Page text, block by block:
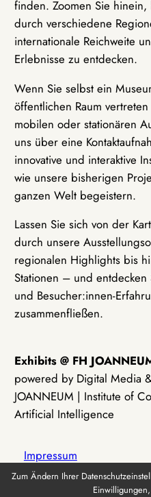
finden. Zoomen Sie
durch verschiedene
internationale Reichweite
Erlebnisse zu entdecken.
Wenn Sie selbst ein
öffentlichen Raum
mobilen oder stationären
uns über eine
innovative und interaktive
wie unsere bisherigen
ganzen Welt begeistern.
Lassen Sie sich von der
durch unsere
regionalen Highlights bis
Stationen – und
und Besucher:innen-
zusammenfließen.
Exhibits @ FH
powered by Digital Media
JOANNEUM | Institute of
Artificial Intelligence
Impressum
Zum Ändern Ihrer